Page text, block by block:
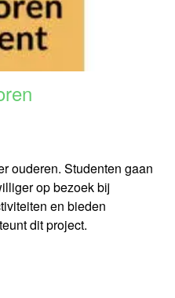
ouderen. Studenten gaan
op bezoek bij
en bieden
dit project.